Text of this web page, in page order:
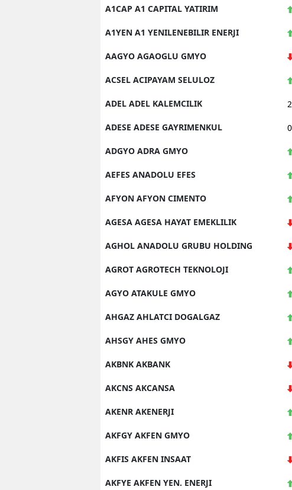
A1CAP A1 CAPITAL YATIRIM
A1YEN A1 YENILENEBILIR ENERJI
AAGYO AGAOGLU GMYO
ACSEL ACIPAYAM SELULOZ
ADEL ADEL KALEMCILIK
ADESE ADESE GAYRIMENKUL
ADGYO ADRA GMYO
AEFES ANADOLU EFES
AFYON AFYON CIMENTO
AGESA AGESA HAYAT EMEKLILIK
AGHOL ANADOLU GRUBU HOLDING
AGROT AGROTECH TEKNOLOJI
AGYO ATAKULE GMYO
AHGAZ AHLATCI DOGALGAZ
AHSGY AHES GMYO
AKBNK AKBANK
AKCNS AKCANSA
AKENR AKENERJI
AKFGY AKFEN GMYO
AKFIS AKFEN INSAAT
AKFYE AKFEN YEN. ENERJI